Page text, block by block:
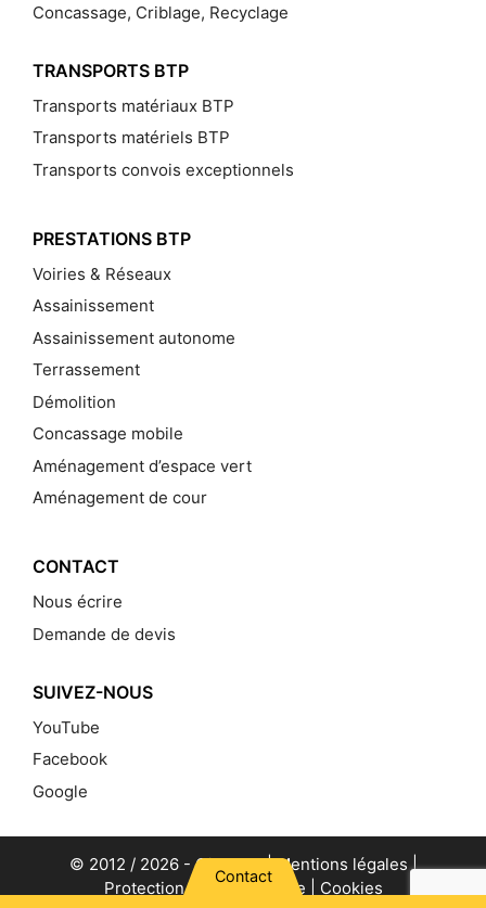
Concassage, Criblage, Recyclage
TRANSPORTS BTP
Transports matériaux BTP
Transports matériels BTP
Transports convois exceptionnels
PRESTATIONS BTP
Voiries & Réseaux
Assainissement
Assainissement autonome
Terrassement
Démolition
Concassage mobile
Aménagement d’espace vert
Aménagement de cour
CONTACT
Nous écrire
Demande de devis
SUIVEZ-NOUS
YouTube
Facebook
Google
© 2012 / 2026 -Gillet TP|Mentions légales |
Protection de la vie privée
Cookies
Contact